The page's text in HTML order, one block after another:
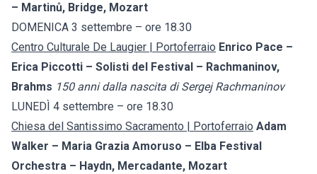
– Martinů, Bridge, Mozart
DOMENICA 3 settembre – ore 18.30
Centro Culturale De Laugier | Portoferraio Enrico Pace –
Erica Piccotti – Solisti del Festival – Rachmaninov,
Brahms 150 anni dalla nascita di Sergej Rachmaninov
LUNEDÌ 4 settembre – ore 18.30
Chiesa del Santissimo Sacramento | Portoferraio Adam
Walker – Maria Grazia Amoruso – Elba Festival
Orchestra – Haydn, Mercadante, Mozart